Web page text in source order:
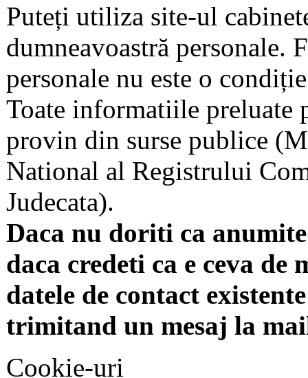
Puteți utiliza site-ul
dumneavoastră personale.
personale nu este o
Toate informatiile preluate
provin din surse publice
National al Registrului
Judecata).
Daca nu doriti ca
daca credeti ca e ceva
datele de contact
trimitand un mesaj la
Cookie-uri